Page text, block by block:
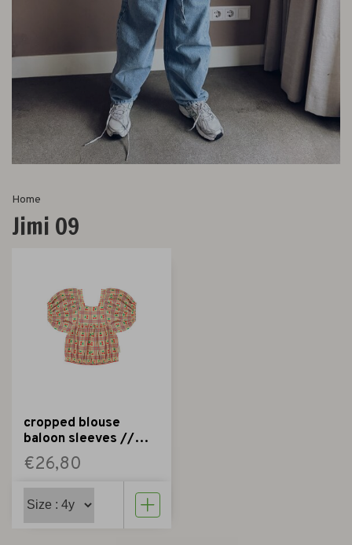
Home
Jimi 09
cropped blouse
baloon sleeves //
light yellow w
cherries
€26,80